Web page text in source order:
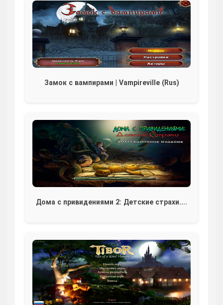
Замок с вампирами | Vampireville (Rus)
Дома с привидениями 2: Детские страхи....